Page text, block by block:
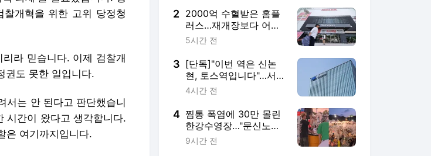
개혁을 위한 고위 당정청
라 믿습니다. 이제 검찰개
권도 못한 일입니다.
서는 안 된다고 판단했습니
시간이 왔다고 생각합니다.
은 여기까지입니다.
2 2000억 수혈받은 홈플
러스…재개장보다 어려
운 '4주의 승부'
5시간 전
3 [단독]"이번 역은 신논
현, 토스역입니다"…서울
지하철에 토스 이름 새
4시간 전
4 찜통 폭염에 30만 몰린
한강수영장…"문신노출·
유해음원 막아달라"
9시간 전